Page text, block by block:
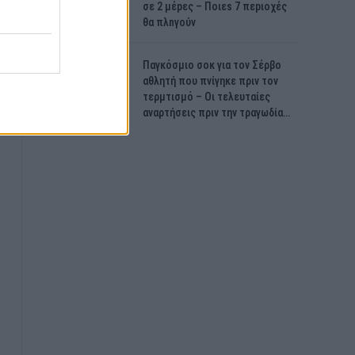
σε 2 μέpες – Ποιεs 7 πεpιοχές
θα πλnγούν
Παγκόσμιο σοκ για τον Σέρβο
αθλητή που πνίγηκε πριν τον
τερμτισμό – Οι τελευταίες
αναρτήσεις πριν την τραγωδία…